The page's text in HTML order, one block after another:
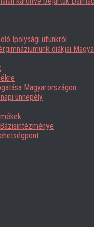
Ipolysági utunkról
diákjai
Magyarországon
ünnepély